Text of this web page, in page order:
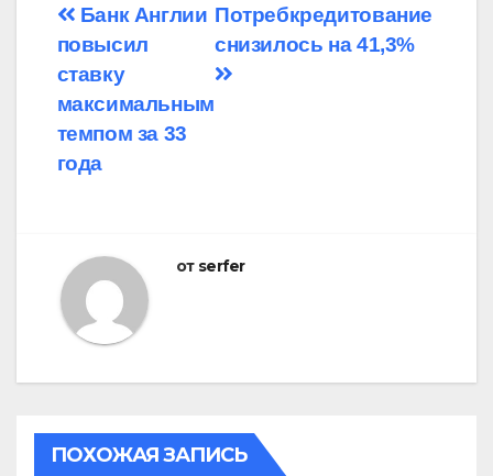
Навигация
по
записям
Потребкредитование
снизилось на 41,3%
Банк Англии
повысил
ставку
максимальным
темпом за 33
года
от serfer
ПОХОЖАЯ ЗАПИСЬ